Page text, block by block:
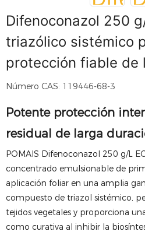
Difenoconazol 250
triazólico sistémico
protección fiable de
Número CAS: 119446-68-3
Potente protección
residual de larga
POMAIS Difenoconazol 250 g/L
concentrado emulsionable de
aplicación foliar en una amplia
compuesto de triazol sistémico,
tejidos vegetales y proporciona
como curativa al inhibir la